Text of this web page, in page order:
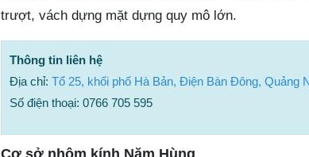
trượt, vách dựng mặt dựng quy mô lớn.
Thông tin liên hệ
Địa chỉ: Tổ 25, khối phố Hà Bản, Điện Bàn Đông, Quảng
Số điện thoại: 0766 705 595
Cơ sở nhôm kính Năm Hùng